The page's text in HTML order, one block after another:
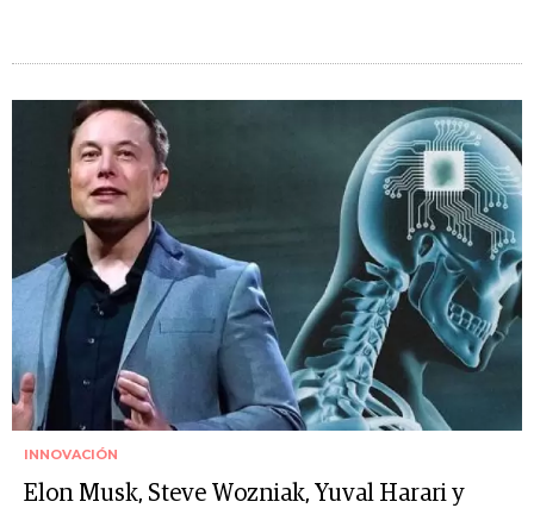
INNOVACIÓN
Elon Musk, Steve Wozniak, Yuval Harari y